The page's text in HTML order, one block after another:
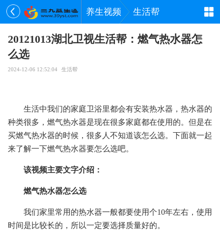
养生视频 生活帮
20121013湖北卫视生活帮：燃气热水器怎
么选
2024-12-06 12:52:04 生活帮
生活中我们的家庭卫浴里都会有安装热水器，热水器的
种类很多，燃气热水器是现在很多家庭都在使用的。但是在
买燃气热水器的时候，很多人不知道该怎么选。下面就一起
来了解一下燃气热水器要怎么选吧。
该视频主要文字介绍：
燃气热水器怎么选
我们家里常用的热水器一般都要使用个10年左右，使用
时间是比较长的，所以一定要选择质量好的。